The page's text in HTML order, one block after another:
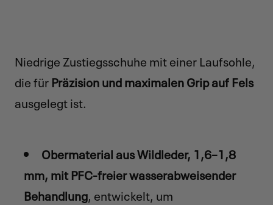
Niedrige Zustiegsschuhe mit einer Laufsohle,
die für Präzision und maximalen Grip auf Fels
ausgelegt ist.
Obermaterial aus Wildleder, 1,6–1,8
mm, mit PFC-freier wasserabweisender
Behandlung, entwickelt, um